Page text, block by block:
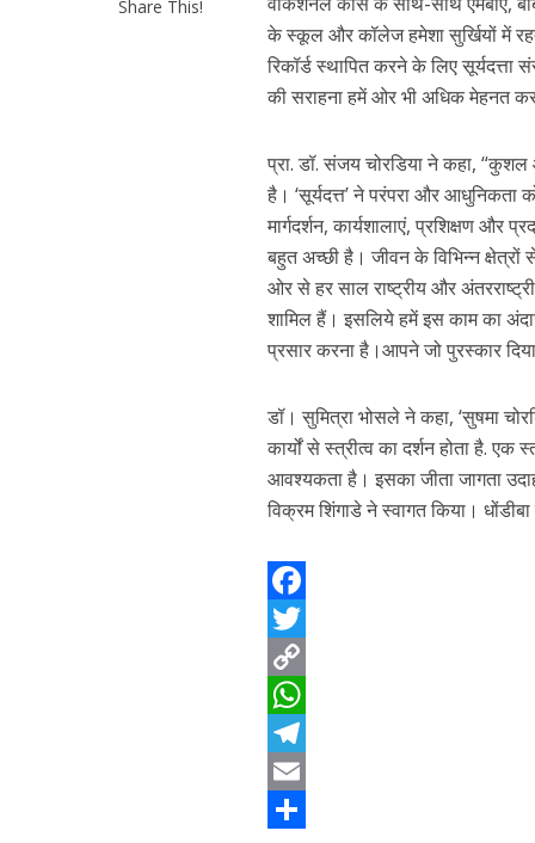
Share This!
के स्कूल और कॉलेज हमेशा सुर्खियों में रहते
रिकॉर्ड स्थापित करने के लिए
की सराहना हमें ओर भी अधिक मेहनत
प्रा. डॉ. संजय चोरडिया ने कहा, “कुशल
है। ‘सूर्यदत्त’ ने परंपरा और आधुनिकता
मार्गदर्शन, कार्यशालाएं, प्रशिक्षण और
बहुत अच्छी है। जीवन के विभिन्न क्षेत्रों
ओर से हर साल राष्ट्रीय और
शामिल हैं। इसलिये हमें इस काम का
प्रसार करना है।आपने जो पुरस्कार
डॉ। सुमित्रा भोसले ने कहा, ‘सुषमा
कार्यों से स्त्रीत्व का दर्शन होता है.
आवश्यकता है। इसका जीता जागता
विक्रम शिंगाडे ने स्वागत किया।
F
a
c
e
b
o
T
w
t
C
o
p
y
W
h
a
T
eE